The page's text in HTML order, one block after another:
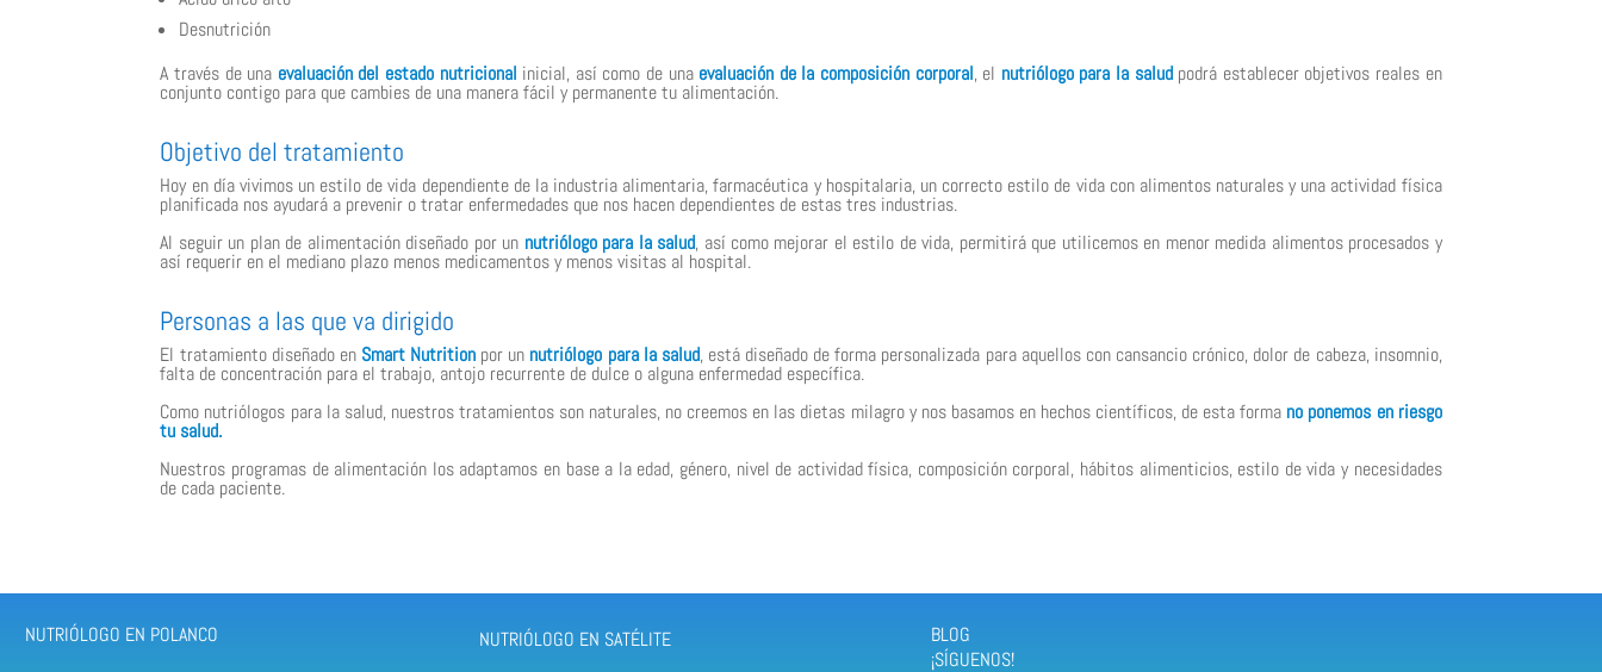
Desnutrición
A través de una evaluación del estado nutricional inicial, así como de una evaluación de la composición corporal, el nutriólogo para la saludpodrá establecer objetivos reales en
conjunto contigo para que cambies de una manera fácil y permanente tu alimentación.
Objetivo del tratamiento
Hoy en día vivimos un estilo de vida dependiente de la industria alimentaria, farmacéutica y hospitalaria, un correcto estilo de vida con alimentos naturales y una actividad física
planificada nos ayudará a prevenir o tratar enfermedades que nos hacen dependientes de estas tres industrias.
Al seguir un plan de alimentación diseñado por un nutriólogo para la salud, así como mejorar el estilo de vida, permitirá que utilicemos en menor medida alimentos procesados y
así requerir en el mediano plazo menos medicamentos y menos visitas al hospital.
Personas a las que va dirigido
El tratamiento diseñado en Smart Nutrition por un nutriólogo para la salud, está diseñado de forma personalizada para aquellos con cansancio crónico, dolor de cabeza, insomnio,
falta de concentración para el trabajo, antojo recurrente de dulce o alguna enfermedad específica.
Como nutriólogos para la salud, nuestros tratamientos son naturales, no creemos en las dietas milagro y nos basamos en hechos científicos, de esta forma no ponemos en riesgo
tu salud.
Nuestros programas de alimentación los adaptamos en base a la edad, género, nivel de actividad física, composición corporal, hábitos alimenticios, estilo de vida y necesidades
de cada paciente.
NUTRIÓLOGO EN POLANCO NUTRIÓLOGO EN SATÉLITE
BLOG
¡SÍGUENOS!